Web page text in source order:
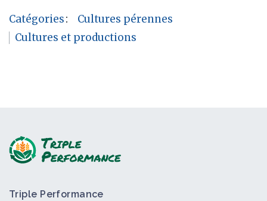
Catégories:
Cultures pérennes
Cultures et productions
Triple Performance